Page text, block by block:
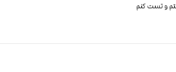
و تست کنم